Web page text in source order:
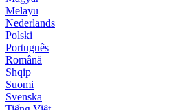
Melayu
Nederlands
Polski
Português
Română
Shqip
Suomi
Svenska